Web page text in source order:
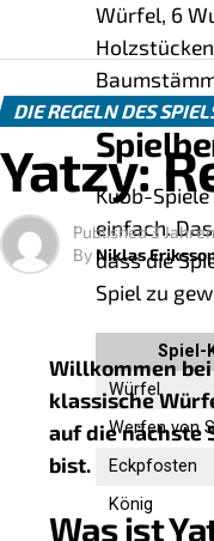
Würfel, 6
Kubb-
einfach.
dass die
Spiel zu
Spiel-
Würfel
Werfen von
Eckpfosten
König
DIE REGELN DES
Yatzy:
Published3
By Niklas
Willkommen
klassische
auf die nächste
bist.
Was ist